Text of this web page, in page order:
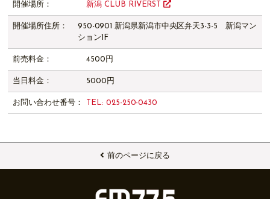
開催場所： 新潟 CLUB RIVERST
開催場所住所：
950-0901 新潟県新潟市中央区弁天3-3-5 新潟マン
ション1F
前売料金： 4500円
当日料金： 5000円
お問い合わせ番号： TEL: 025-250-0430
前のページに戻る